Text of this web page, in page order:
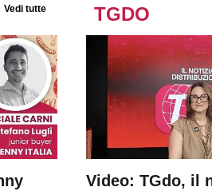
Vedi tutte TGDO
Video: TGdo, il